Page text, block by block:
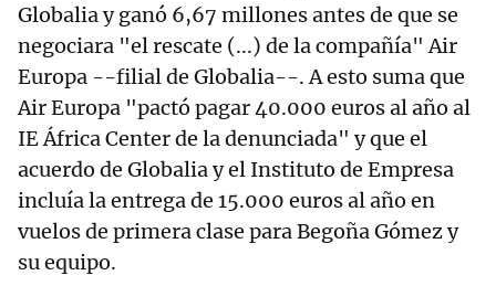
Globalia y ganó 6,67 millones antes de que se
negociara "el rescate (...) de la compañía" Air
Europa --filial de Globalia--. A esto suma que
Air Europa "pactó pagar 40.000 euros al año al
IE África Center de la denunciada" y que el
acuerdo de Globalia y el Instituto de Empresa
incluía la entrega de 15.000 euros al año en
vuelos de primera clase para Begoña Gómez y
su equipo.